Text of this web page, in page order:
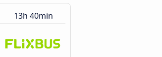
13h 40min